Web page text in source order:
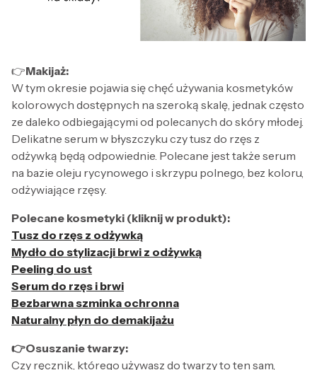
👉Makijaż:
W tym okresie pojawia się chęć używania kosmetyków
kolorowych dostępnych na szeroką skalę, jednak często
ze daleko odbiegającymi od polecanych do skóry młodej.
Delikatne serum w błyszczyku czy tusz do rzęs z
odżywką będą odpowiednie. Polecane jest także serum
na bazie oleju rycynowego i skrzypu polnego, bez koloru,
odżywiające rzęsy.
Polecane kosmetyki (kliknij w produkt):
Tusz do rzęs z odżywką
Mydło do stylizacji brwi z odżywką
Peeling do ust
Serum do rzęs i brwi
Bezbarwna szminka ochronna
Naturalny płyn do demakijażu
👉Osuszanie twarzy:
Czy ręcznik, którego używasz do twarzy to ten sam,